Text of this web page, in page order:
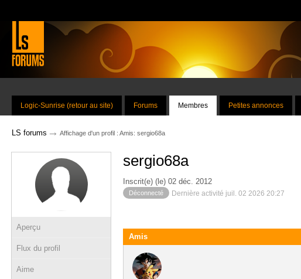
Logic-Sunrise (retour au site) Forums Membres Petites annonces
LS forums → Affichage d'un profil : Amis: sergio68a
Aperçu
Flux du profil
Aime
sergio68a
Inscrit(e) (le) 02 déc. 2012
Déconnecté Dernière activité juil. 02 2026 20:27
Amis